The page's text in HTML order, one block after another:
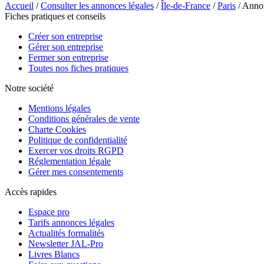
Accueil /Consulter les annonces légales /Île-de-France /Paris /
Fiches pratiques et conseils
Créer son entreprise
Gérer son entreprise
Fermer son entreprise
Toutes nos fiches pratiques
Notre société
Mentions légales
Conditions générales de vente
Charte Cookies
Politique de confidentialité
Exercer vos droits RGPD
Réglementation légale
Gérer mes consentements
Accès rapides
Espace pro
Tarifs annonces légales
Actualités formalités
Newsletter JAL-Pro
Livres Blancs